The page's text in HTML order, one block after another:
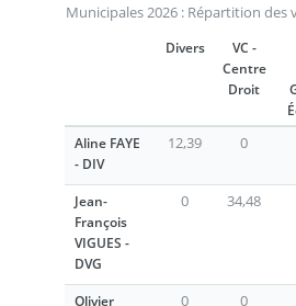
Municipales 2026 : Répartition
Divers
VC -
Centre
Droit
Aline FAYE
- DIV
12,39 0
Jean-
François
VIGUES -
DVG
0 34,48
Olivier
0 0